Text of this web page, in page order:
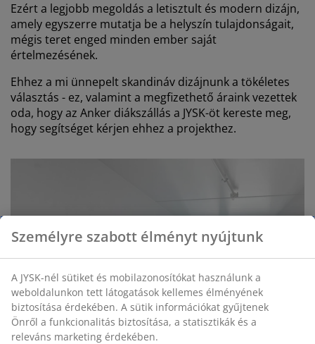
Ezért a legjobb megoldás a letisztult és modern dizájn,
amely egyszerre mutatja be a helyszín tulajdonságait,
mégis teret enged minden ember saját
értelmezésének.
Ehhez a mi ünnepelt skandináv dizájnunk a tökéletes
választás - ez, valamint a megfizethető áraink vezettek
oda, hogy az Anker diákszállás a JYSK-öt kereste meg,
hogy segítséget kérjen ehhez a projekthez.
Személyre szabott élményt nyújtunk
A JYSK-nél sütiket és mobilazonosítókat használunk a
weboldalunkon tett látogatások kellemes élményének
biztosítása érdekében. A sütik információkat gyűjtenek
Önről a funkcionalitás biztosítása, a statisztikák és a
releváns marketing érdekében.